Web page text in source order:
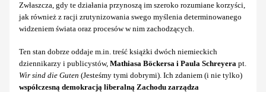
Zwłaszcza, gdy te działania przynoszą im szeroko rozumiane korzyści,
jak również z racji zrutynizowania swego myślenia determinowanego
widzeniem świata oraz procesów w nim zachodzących.
Ten stan dobrze oddaje m.in. treść książki dwóch niemieckich
dziennikarzy i publicystów, Mathiasa Böckersa i Paula Schreyera pt.
Wir sind die Guten (Jesteśmy tymi dobrymi). Ich zdaniem (i nie tylko)
współczesną demokracją liberalną Zachodu zarządza